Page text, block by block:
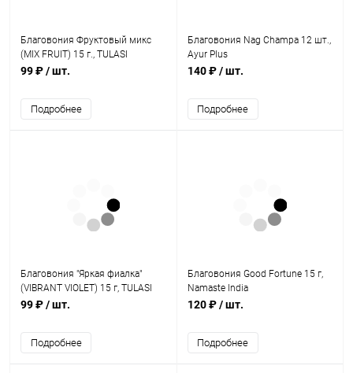
Благовония Фруктовый микс
(MIX FRUIT) 15 г., TULASI
EXCLUSIVE MASAL
99 ₽/ шт.
Подробнее
Благовония Nag Champa 12 шт.,
Ayur Plus
140 ₽/ шт.
Подробнее
Благовония "Яркая фиалка"
(VIBRANT VIOLET) 15 г, TULASI
EXCLUSIVE MASALA
99 ₽/ шт.
Подробнее
Благовония Good Fortune 15 г,
Namaste India
120 ₽/ шт.
Подробнее